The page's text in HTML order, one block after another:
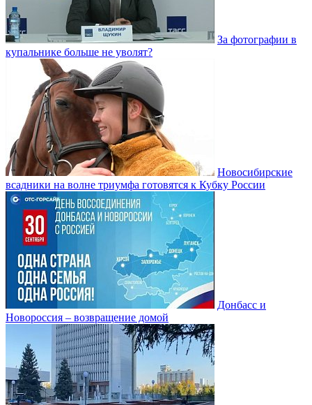
За фотографии в
купальнике больше не уволят?
Новосибирские
всадники на волне триумфа готовятся к Кубку России
Донбасс и
Новороссия – возвращение домой